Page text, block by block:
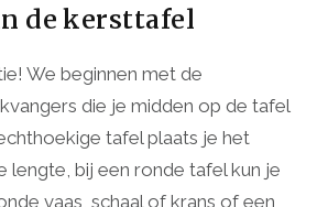
de kersttafel
We beginnen met de
die je midden op de tafel
tafel plaats je het
lengte, bij een ronde tafel kun je
vaas, schaal of krans of een